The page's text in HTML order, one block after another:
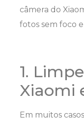
câmera do
fotos sem foco
1.
Xiaomi
Em muitos